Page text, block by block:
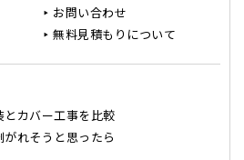
お問い合わせ
無料見積もりについて
カバー工事を比較
れそうと思ったら